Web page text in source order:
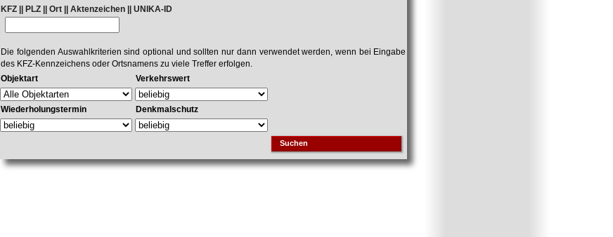
KFZ || PLZ || Ort || Aktenzeichen || UNIKA-ID
Die folgenden Auswahlkriterien sind optional und sollten nur dann verwendet werden, wenn bei Eingabe
des KFZ-Kennzeichens oder Ortsnamens zu viele Treffer erfolgen.
Objektart
Verkehrswert
Wiederholungstermin Denkmalschutz
Suchen